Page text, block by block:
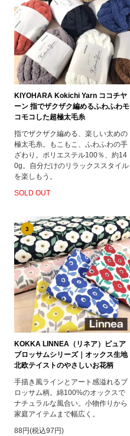
KIYOHARA Kokichi Yarn ココチヤ
ーン 指でザクザク編めるふわふわモ
コモコした超極太毛糸
指でザクザク編める、楽しい太めの
極太毛糸。もこもこ、ふわふわの手
ざわり。ポリエステル100％、約14
0g。自分だけのリラックススタイル
を楽しもう。
SOLD OUT
3
KOKKA LINNEA（リネア）ピュア
ブロッサムシリーズ｜オックス生地
北欧テイストのやさしいお花柄
手描き風ラインとアート感溢れるブ
ロッサム柄。綿100%のオックスで
ナチュラルな風合い。小物作りから
家庭アイテムまで幅広く。
88円(税込97円)